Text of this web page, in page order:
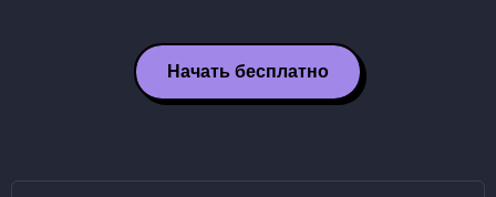
Начать бесплатно